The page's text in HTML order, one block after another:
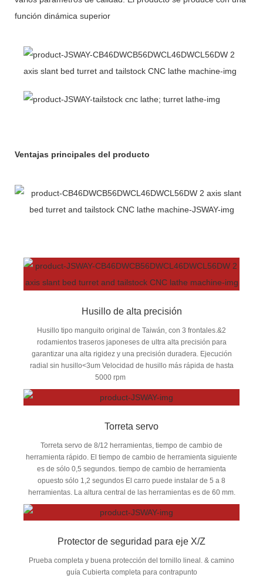
función dinámica superior
Ventajas principales del producto
Husillo de alta precisión
Husillo tipo manguito original de Taiwán, con 3 frontales.&2
rodamientos traseros japoneses de ultra alta precisión para
garantizar una alta rigidez y una precisión duradera. Ejecución
radial sin husillo<3um Velocidad de husillo más rápida de hasta
5000 rpm
Torreta servo
Torreta servo de 8/12 herramientas, tiempo de cambio de
herramienta rápido. El tiempo de cambio de herramienta siguiente
es de sólo 0,5 segundos. tiempo de cambio de herramienta
opuesto sólo 1,2 segundos El carro puede instalar de 5 a 8
herramientas. La altura central de las herramientas es de 60 mm.
Protector de seguridad para eje X/Z
Prueba completa y buena protección del tornillo lineal. & camino
guía Cubierta completa para contrapunto